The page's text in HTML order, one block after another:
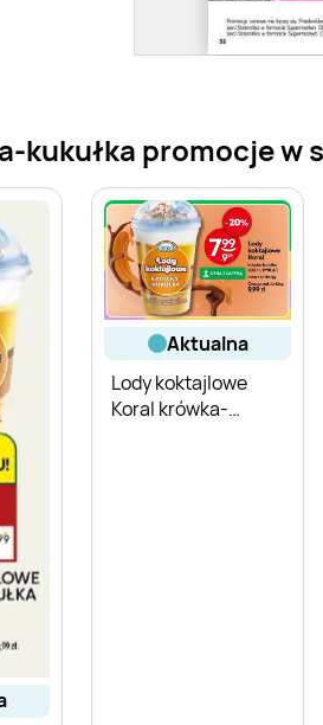
kukułka promocje w
aktualna
Lody koktajlowe
Koral krówka-